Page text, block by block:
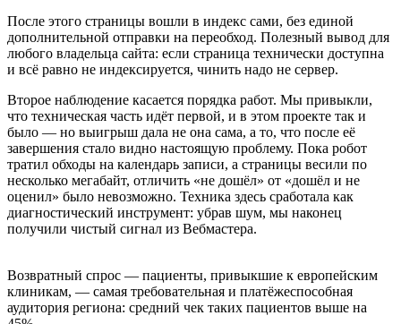
После этого страницы вошли в индекс сами, без единой
дополнительной отправки на переобход. Полезный вывод для
любого владельца сайта: если страница технически доступна
и всё равно не индексируется, чинить надо не сервер.
Второе наблюдение касается порядка работ. Мы привыкли,
что техническая часть идёт первой, и в этом проекте так и
было — но выигрыш дала не она сама, а то, что после её
завершения стало видно настоящую проблему. Пока робот
тратил обходы на календарь записи, а страницы весили по
несколько мегабайт, отличить «не дошёл» от «дошёл и не
оценил» было невозможно. Техника здесь сработала как
диагностический инструмент: убрав шум, мы наконец
получили чистый сигнал из Вебмастера.
Возвратный спрос — пациенты, привыкшие к европейским
клиникам, — самая требовательная и платёжеспособная
аудитория региона: средний чек таких пациентов выше на